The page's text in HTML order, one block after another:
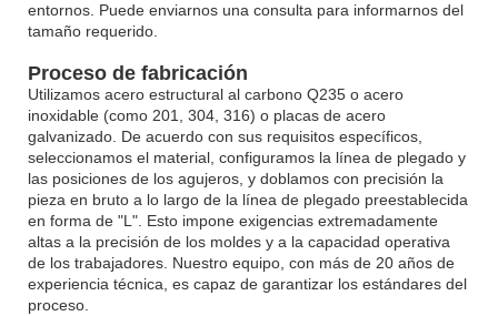
entornos. Puede enviarnos una consulta para informarnos del
tamaño requerido.
Proceso de fabricación
Utilizamos acero estructural al carbono Q235 o acero
inoxidable (como 201, 304, 316) o placas de acero
galvanizado. De acuerdo con sus requisitos específicos,
seleccionamos el material, configuramos la línea de plegado y
las posiciones de los agujeros, y doblamos con precisión la
pieza en bruto a lo largo de la línea de plegado preestablecida
en forma de "L". Esto impone exigencias extremadamente
altas a la precisión de los moldes y a la capacidad operativa
de los trabajadores. Nuestro equipo, con más de 20 años de
experiencia técnica, es capaz de garantizar los estándares del
proceso.